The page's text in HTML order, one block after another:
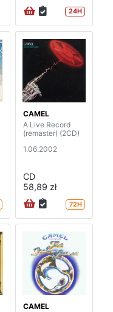
24H
CAMEL
A Live Record
(remaster) (2CD)
1.06.2002
CD
58,89 zł
72H
CAMEL